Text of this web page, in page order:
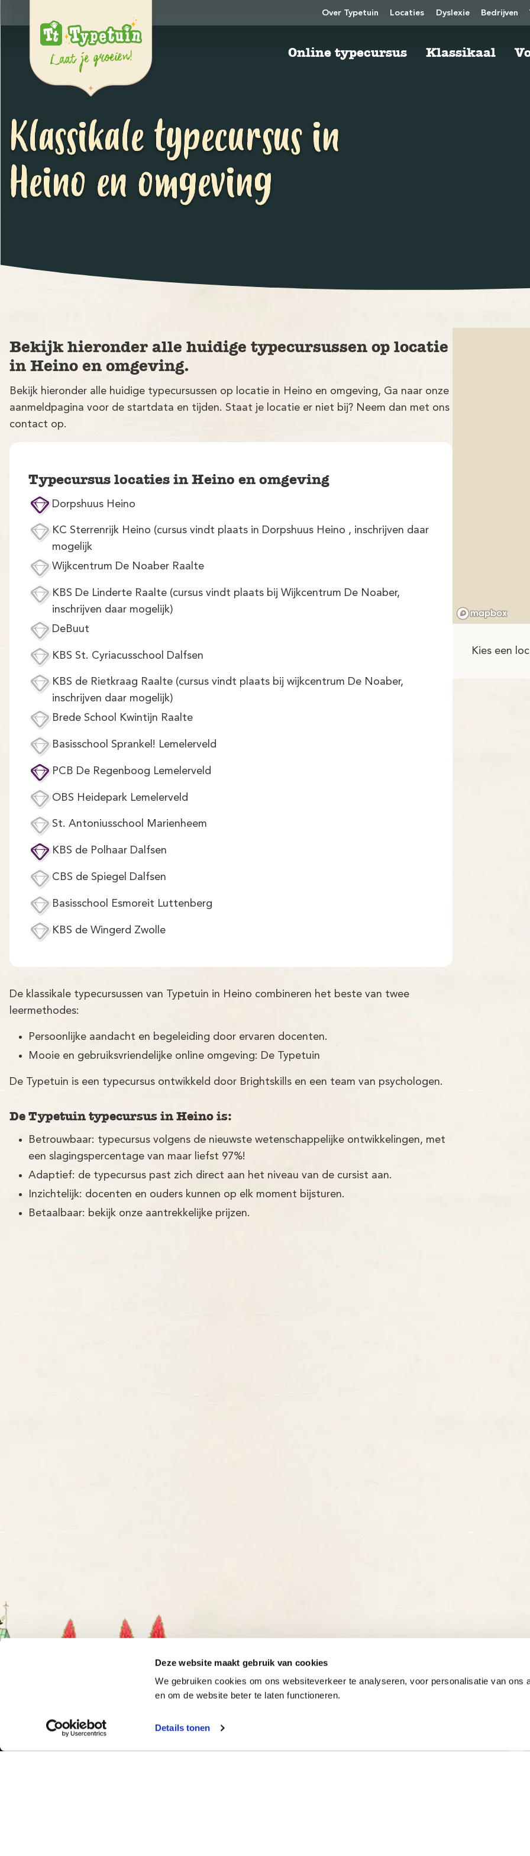
Deze website maakt gebruik van cookies
We gebruiken cookies om ons websiteverkeer te analyseren, voor personalisatie van ons
en om de website beter te laten functioneren.
Details tonen
Over Typetuin Locaties Dyslexie Bedrijven
Online typecursus Klassikaal
Klassikale typecursus in
Heino en omgeving
Bekijk hieronder alle huidige typecursussen op locatie
in Heino en omgeving.
Bekijk hieronder alle huidige typecursussen op locatie in Heino en omgeving, Ga naar onze
aanmeldpagina voor de startdata en tijden. Staat je locatie er niet bij? Neem dan met ons
contact op.
Typecursus locaties in Heino en omgeving
Dorpshuus Heino
KC Sterrenrijk Heino (cursus vindt plaats in Dorpshuus Heino , inschrijven daar
mogelijk
Wijkcentrum De Noaber Raalte
KBS De Linderte Raalte (cursus vindt plaats bij Wijkcentrum De Noaber,
inschrijven daar mogelijk)
DeBuut
KBS St. Cyriacusschool Dalfsen
KBS de Rietkraag Raalte (cursus vindt plaats bij wijkcentrum De Noaber,
inschrijven daar mogelijk)
Brede School Kwintijn Raalte
Basisschool Sprankel! Lemelerveld
PCB De Regenboog Lemelerveld
OBS Heidepark Lemelerveld
St. Antoniusschool Marienheem
KBS de Polhaar Dalfsen
CBS de Spiegel Dalfsen
Basisschool Esmoreit Luttenberg
KBS de Wingerd Zwolle
De klassikale typecursussen van Typetuin in Heino combineren het beste van twee
leermethodes:
Persoonlijke aandacht en begeleiding door ervaren docenten.
Mooie en gebruiksvriendelijke online omgeving: De Typetuin
De Typetuin is een typecursus ontwikkeld door Brightskills en een team van psychologen.
De Typetuin typecursus in Heino is:
Betrouwbaar: typecursus volgens de nieuwste wetenschappelijke ontwikkelingen, met
een slagingspercentage van maar liefst 97%!
Adaptief: de typecursus past zich direct aan het niveau van de cursist aan.
Inzichtelijk: docenten en ouders kunnen op elk moment bijsturen.
Betaalbaar: bekijk onze aantrekkelijke prijzen.
Kies een